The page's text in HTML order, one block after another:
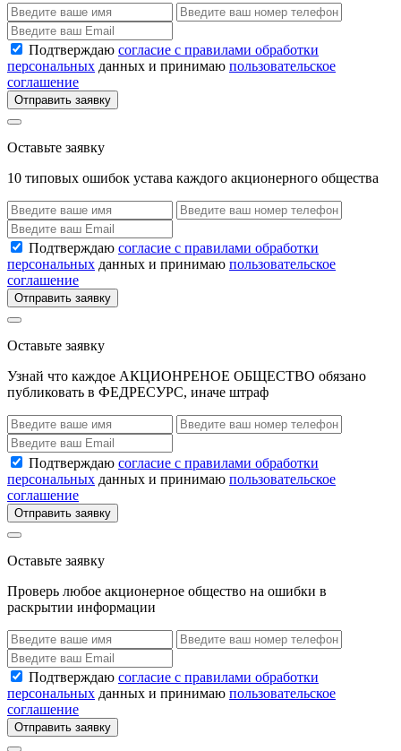
Подтверждаю согласие с правилами обработки
персональных данных и принимаю пользовательское
соглашение
Отправить заявку
Оставьте заявку
10 типовых ошибок устава каждого акционерного общества
Подтверждаю согласие с правилами обработки
персональных данных и принимаю пользовательское
соглашение
Отправить заявку
Оставьте заявку
Узнай что каждое АКЦИОНРЕНОЕ ОБЩЕСТВО обязано
публиковать в ФЕДРЕСУРС, иначе штраф
Подтверждаю согласие с правилами обработки
персональных данных и принимаю пользовательское
соглашение
Отправить заявку
Оставьте заявку
Проверь любое акционерное общество на ошибки в
раскрытии информации
Подтверждаю согласие с правилами обработки
персональных данных и принимаю пользовательское
соглашение
Отправить заявку